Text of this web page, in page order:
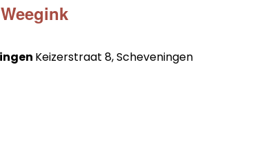
Keizerstraat 8, Scheveningen